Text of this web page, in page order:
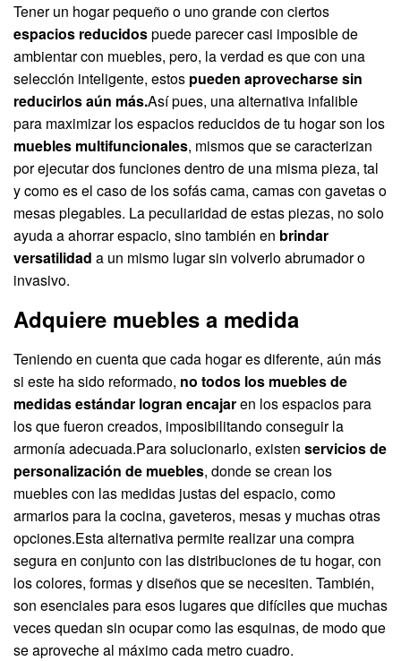
Tener un hogar pequeño o uno grande con ciertos
espacios reducidospuede parecer casi imposible de
ambientar con muebles, pero, la verdad es que con una
selección inteligente, estos pueden aprovecharse sin
reducirlos aún más.Así pues, una alternativa infalible
para maximizar los espacios reducidos de tu hogar son los
muebles multifuncionales, mismos que se caracterizan
por ejecutar dos funciones dentro de una misma pieza, tal
y como es el caso de los sofás cama, camas con gavetas o
mesas plegables. La peculiaridad de estas piezas, no solo
ayuda a ahorrar espacio, sino también en brindar
versatilidad a un mismo lugar sin volverlo abrumador o
invasivo.
Adquiere muebles a medida
Teniendo en cuenta que cada hogar es diferente, aún más
si este ha sido reformado, no todos los muebles de
medidas estándar logran encajaren los espacios para
los que fueron creados, imposibilitando conseguir la
armonía adecuada.Para solucionarlo, existen servicios de
personalización de muebles, donde se crean los
muebles con las medidas justas del espacio, como
armarios para la cocina, gaveteros, mesas y muchas otras
opciones.Esta alternativa permite realizar una compra
segura en conjunto con las distribuciones de tu hogar, con
los colores, formas y diseños que se necesiten. También,
son esenciales para esos lugares que difíciles que muchas
veces quedan sin ocupar como las esquinas, de modo que
se aproveche al máximo cada metro cuadro.